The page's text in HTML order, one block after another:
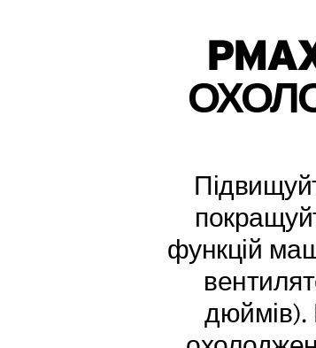
функцій
дюймів).